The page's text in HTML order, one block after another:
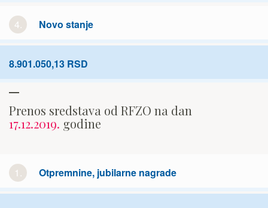
4. Novo stanje
8.901.050,13 RSD
Prenos sredstava od RFZO na dan
17.12.2019. godine
1. Otpremnine, jubilarne nagrade